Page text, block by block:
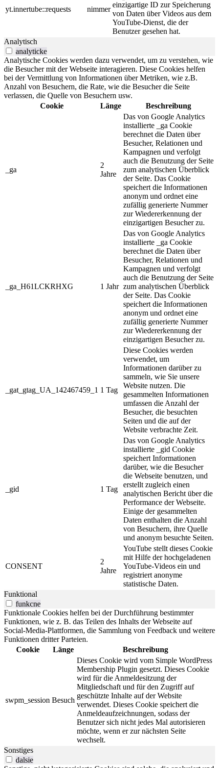
yt.innertube::requests nimmer
einzigartige ID zur Speicherung
von Daten über Videos aus dem
YouTube-Dienst, die der
Benutzer gesehen hat.
Analytisch
analyticke
Analytische Cookies werden dazu verwendet, um zu verstehen, wie
die Besucher mit der Webseite interagieren. Diese Cookies helfen
bei der Vermittlung von Informationen über Metriken, wie z.B.
Anzahl von Besuchern, die Rate, wie die Besucher die Seite
verlassen, die Quelle von Besuchern usw.
Cookie
Länge Beschreibung
_ga
2
Jahre
Das von Google Analytics
installierte _ga Cookie
berechnet die Daten über
Besucher, Relationen und
Kampagnen und verfolgt
auch die Benutzung der Seite
zum analytischen Überblick
der Seite. Das Cookie
speichert die Informationen
anonym und ordnet eine
zufällig generierte Nummer
zur Wiedererkennung der
einzigartigen Besucher zu.
_ga_H61LCKRHXG 1 Jahr
Das von Google Analytics
installierte _ga Cookie
berechnet die Daten über
Besucher, Relationen und
Kampagnen und verfolgt
auch die Benutzung der Seite
zum analytischen Überblick
der Seite. Das Cookie
speichert die Informationen
anonym und ordnet eine
zufällig generierte Nummer
zur Wiedererkennung der
einzigartigen Besucher zu.
_gat_gtag_UA_142467459_1 1 Tag
Diese Cookies werden
verwendet, um
Informationen darüber zu
sammeln, wie Sie unsere
Website nutzen. Die
gesammelten Informationen
umfassen die Anzahl der
Besucher, die besuchten
Seiten und die auf der
Website verbrachte Zeit.
_gid 1 Tag
Das von Google Analytics
installierte _gid Cookie
speichert Informationen
darüber, wie die Besucher
die Webseite benutzen, und
erstellt zugleich einen
analytischen Bericht über die
Performance der Webseite.
Einige der gesammelten
Daten enthalten die Anzahl
von Besuchern, ihre Quelle
und anonym besuchte Seiten.
CONSENT
2
Jahre
YouTube stellt dieses Cookie
mit Hilfe der hochgeladenen
YouTube-Videos ein und
registriert anonyme
statistische Daten.
Funktional
funkcne
Funktionale Cookies helfen bei der Durchführung bestimmter
Funktionen, wie z. B. das Teilen des Inhalts der Webseite auf
Social-Media-Plattformen, die Sammlung von Feedback und weitere
Funktionen dritter Parteien.
Cookie
Länge Beschreibung
swpm_session Besuch
Dieses Cookie wird vom Simple WordPress
Membership Plugin gesetzt. Dieses Cookie
wird für die Anmeldesitzung der
Mitgliedschaft und für den Zugriff auf
geschützte Inhalte auf der Website
verwendet. Dieses Cookie speichert die
Anmeldeaufzeichnungen, sodass der
Benutzer sich nicht jedes Mal autorisieren
möchte, wenn er zur nächsten Seite
wechselt.
Sonstiges
dalsie